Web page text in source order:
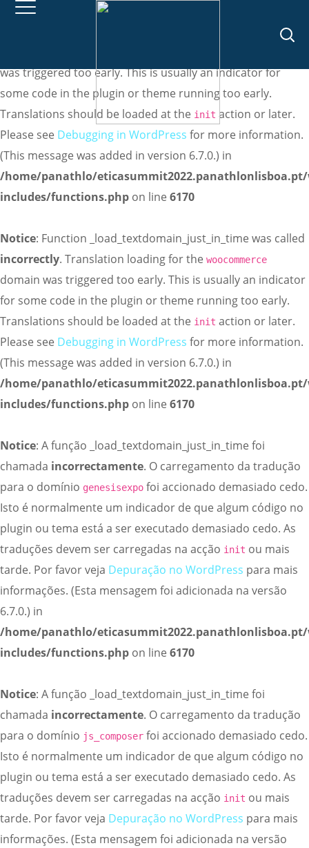
: Function _load_textdomain_just_in_time was called
was triggered too early. This is usually an indicator for
some code in the plugin or theme running too early.
Translations should be loaded at the init action or later.
Please see Debugging in WordPress for more information.
(This message was added in version 6.7.0.) in
/home/panathlo/
includes/functions.php on line 6170
Notice: Function _load_textdomain_just_in_time was called
incorrectly. Translation loading for the woocommerce
domain was triggered too early. This is usually an indicator
for some code in the plugin or theme running too early.
Translations should be loaded at the init action or later.
Please see Debugging in WordPress for more information.
(This message was added in version 6.7.0.) in
/home/panathlo/
includes/functions.php on line 6170
Notice: A função _load_textdomain_just_in_time foi
chamada incorrectamente. O carregamento da tradução
para o domínio genesisexpo foi accionado demasiado cedo.
Isto é normalmente um indicador de que algum código no
plugin ou tema está a ser executado demasiado cedo. As
traduções devem ser carregadas na acção init ou mais
tarde. Por favor veja Depuração no WordPress para mais
informações. (Esta mensagem foi adicionada na versão
6.7.0.) in
/home/panathlo/
includes/functions.php on line 6170
Notice: A função _load_textdomain_just_in_time foi
chamada incorrectamente. O carregamento da tradução
para o domínio js_composer foi accionado demasiado cedo.
Isto é normalmente um indicador de que algum código no
plugin ou tema está a ser executado demasiado cedo. As
traduções devem ser carregadas na acção init ou mais
tarde. Por favor veja Depuração no WordPress para mais
informações. (Esta mensagem foi adicionada na versão